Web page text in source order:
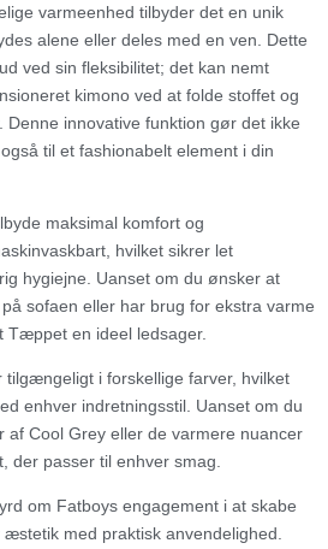
varmeenhed tilbyder det en unik
alene eller deles med en ven. Dette
ved sin fleksibilitet; det kan nemt
kimono ved at folde stoffet og
innovative funktion gør det ikke
til et fashionabelt element i din
maksimal komfort og
hvilket sikrer let
hygiejne. Uanset om du ønsker at
sofaen eller har brug for ekstra varme
Tæppet en ideel ledsager.
i forskellige farver, hvilket
enhver indretningsstil. Uanset om du
Cool Grey eller de varmere nuancer
der passer til enhver smag.
om Fatboys engagement i at skabe
med praktisk anvendelighed.